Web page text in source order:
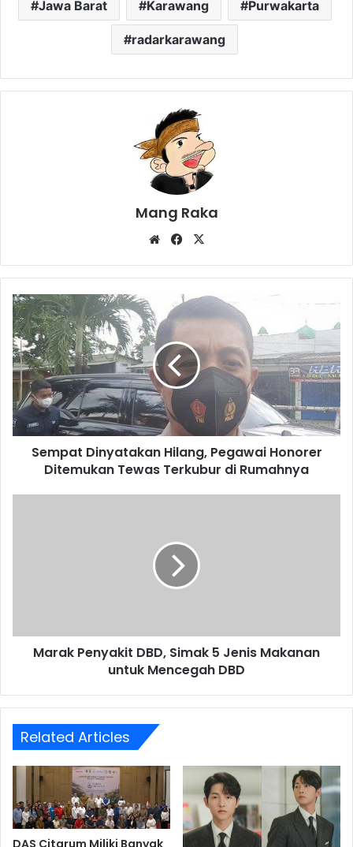
Jawa Barat Karawang Purwakarta
radarkarawang
Mang Raka
WebsiteFacebook
Sempat
Dinyatakan
Hilang,
Pegawai
Honorer
Ditemukan
Tewas
Terkubur
di
Rumahnya
Sempat Dinyatakan Hilang, Pegawai Honorer
Ditemukan Tewas Terkubur di Rumahnya
Mencegah
Marak Penyakit DBD, Simak 5 Jenis Makanan
untuk Mencegah DBD
Related Articles
DAS Citarum Miliki Banyak